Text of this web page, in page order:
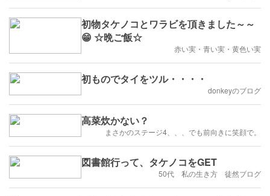
初物タケノコとワラビを頂きました～～
😁 ☆晩ご飯☆
赤い実・青い実・黄色い実
初ものでタイをツル・・・・
donkeyのブログ
高菜炊かない？
まさかのステージ4、、、でも前向きに笑顔で。
図書館行って、タケノコをGET
50代 私の生き方 徒然ブログ